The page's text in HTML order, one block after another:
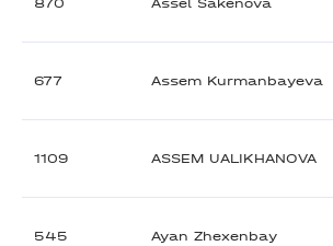
870 Assel Sakenova
677 Assem Kurmanbayeva
1109 ASSEM UALIKHANOVA
545 Ayan Zhexenbay